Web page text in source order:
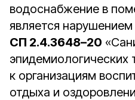
водоснабжение в
является нарушением
СП 2.4.3648–20
эпидемиологических
к организациям
отдыха и